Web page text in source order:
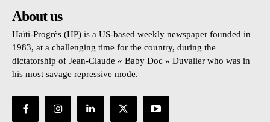
About us
Haïti-Progrès (HP) is a US-based weekly newspaper founded in
1983, at a challenging time for the country, during the
dictatorship of Jean-Claude « Baby Doc » Duvalier who was in
his most savage repressive mode.